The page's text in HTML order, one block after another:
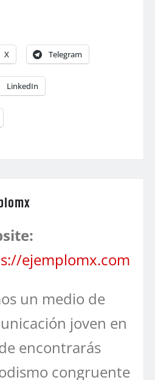
X Telegram
LinkedIn
ejemplomx.com
un medio de
joven en
encontrarás
congruente